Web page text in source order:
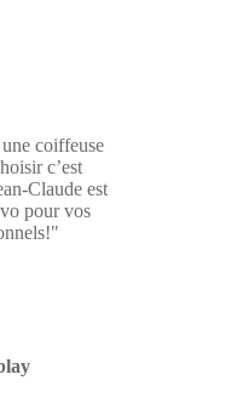
coiffeuse
c’est
Claude est
pour vos